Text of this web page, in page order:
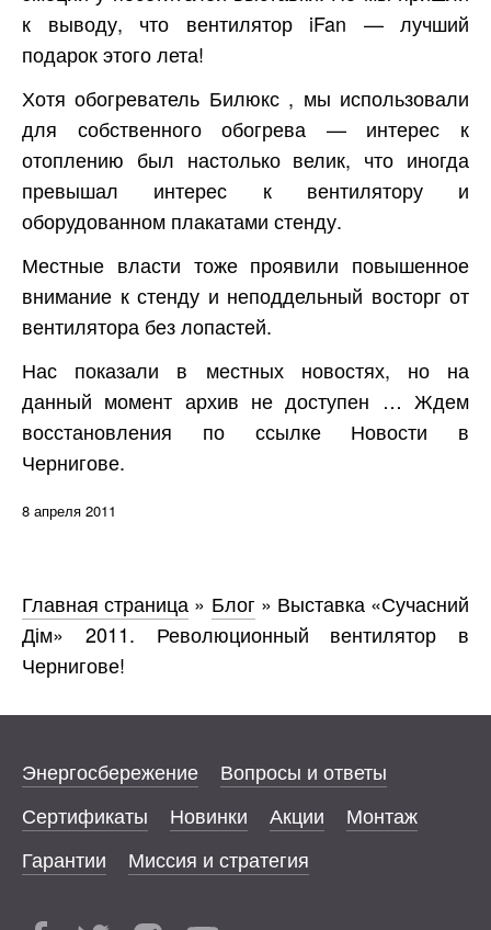
к выводу, что вентилятор iFan — лучший
подарок этого лета!
Хотя обогреватель Билюкс , мы использовали
для собственного обогрева — интерес к
отоплению был настолько велик, что иногда
превышал интерес к вентилятору и
оборудованном плакатами стенду.
Местные власти тоже проявили повышенное
внимание к стенду и неподдельный восторг от
вентилятора без лопастей.
Нас показали в местных новостях, но на
данный момент архив не доступен … Ждем
восстановления по ссылке Новости в
Чернигове.
8 апреля 2011
Главная страница » Блог » Выставка «Сучасний
Дім» 2011. Революционный вентилятор в
Чернигове!
Энергосбережение
Вопросы и ответы
Сертификаты
Новинки Акции
Монтаж
Гарантии
Миссия и стратегия